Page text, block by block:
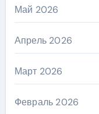
Май 2026
Апрель 2026
Март 2026
Февраль 2026